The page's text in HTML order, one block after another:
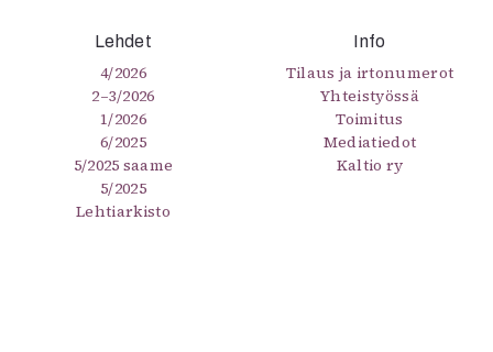
Lehdet
4/2026
2–3/2026
1/2026
6/2025
5/2025 saame
5/2025
Lehtiarkisto
Info
Tilaus ja irtonumerot
Yhteistyössä
Toimitus
Mediatiedot
Kaltio ry